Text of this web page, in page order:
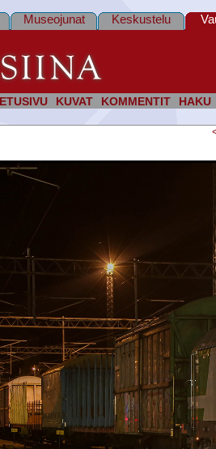
ETUSIVU KUVAT KOMMENTIT HAKU
Museojunat Keskustelu